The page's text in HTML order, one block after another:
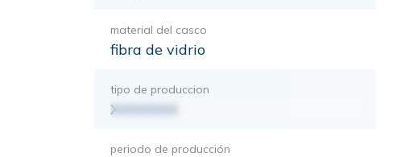
material del casco
fibra de vidrio
tipo de produccion
XXXXXXX
periodo de producción